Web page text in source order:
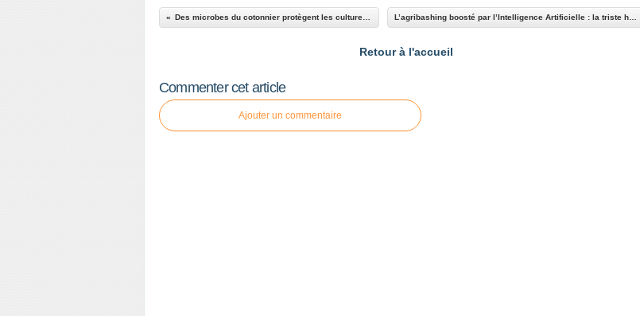
L’agribashing boosté par l’Intelligence Artificielle : la triste histoire de Christophe l’arboriculteur
Retour à l'accueil
Commenter cet article
Ajouter un commentaire